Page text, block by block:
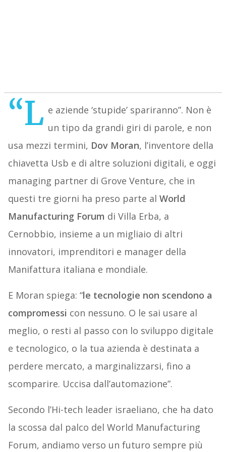
“L e aziende ‘stupide’ spariranno”. Non è
un tipo da grandi giri di parole, e non
usa mezzi termini, Dov Moran, l’inventore della
chiavetta Usb e di altre soluzioni digitali, e oggi
managing partner di Grove Venture, che in
questi tre giorni ha preso parte al World
Manufacturing Forum di Villa Erba, a
Cernobbio, insieme a un migliaio di altri
innovatori, imprenditori e manager della
Manifattura italiana e mondiale.
E Moran spiega: “le tecnologie non scendono a
compromessi con nessuno. O le sai usare al
meglio, o resti al passo con lo sviluppo digitale
e tecnologico, o la tua azienda è destinata a
perdere mercato, a marginalizzarsi, fino a
scomparire. Uccisa dall’automazione”.
Secondo l’Hi-tech leader israeliano, che ha dato
la scossa dal palco del World Manufacturing
Forum, andiamo verso un futuro sempre più